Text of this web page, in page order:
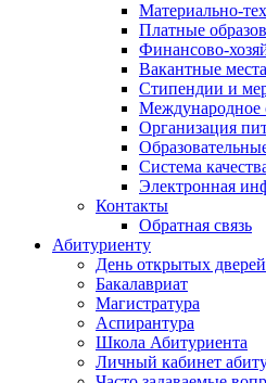
Материально-
Платные
Финансово-
Вакантные
Стипендии и
Международное
Организация
Система
Электронная
Контакты
Обратная связь
Абитуриенту
День открытых дверей
Бакалавриат
Магистратура
Аспирантура
Школа Абитуриента
Личный кабинет